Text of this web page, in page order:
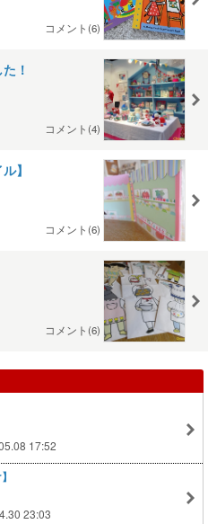
コメント(6)
！
コメント(4)
】
コメント(6)
コメント(6)
17:52
23:03